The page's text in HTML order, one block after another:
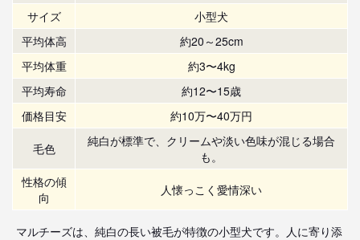
サイズ
小型犬
平均体高
約20～25cm
平均体重
約3〜4kg
平均寿命
約12〜15歳
価格目安
約10万〜40万円
毛色
純白が標準で、クリームや淡い色味が混じる場合
も。
性格の傾
向
人懐っこく愛情深い
マルチーズは、純白の長い被毛が特徴の小型犬です。人に寄り添